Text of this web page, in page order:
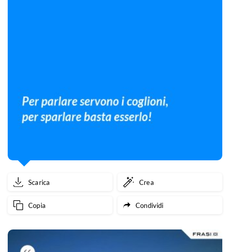
Scarica Crea
Copia Condividi